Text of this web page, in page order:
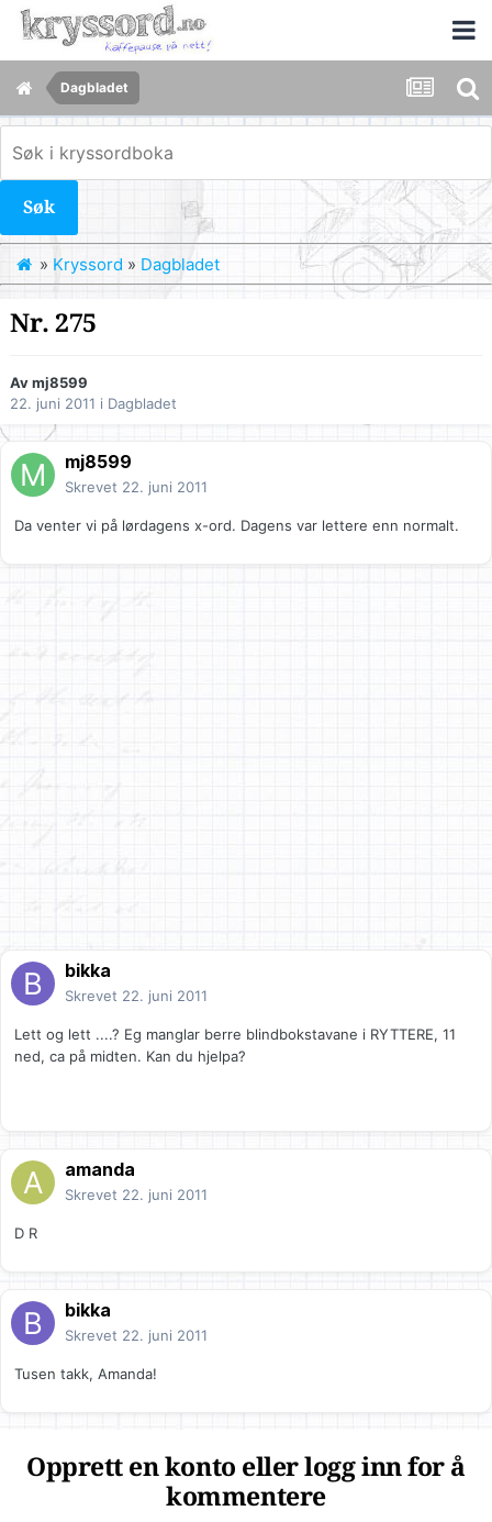
Dagbladet
Søk
» Kryssord » Dagbladet
Nr. 275
Avmj8599
22. juni 2011 i Dagbladet
mj8599
Skrevet 22. juni 2011
Da venter vi på lørdagens x-ord. Dagens var lettere enn normalt.
bikka
Skrevet 22. juni 2011
Lett og lett ....? Eg manglar berre blindbokstavane i RYTTERE, 11
ned, ca på midten. Kan du hjelpa?
amanda
Skrevet 22. juni 2011
D R
bikka
Skrevet 22. juni 2011
Tusen takk, Amanda!
Opprett en konto eller logg inn for å
kommentere